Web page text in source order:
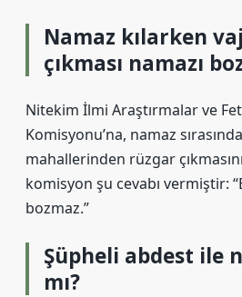
Namaz kılarken
çıkması namazı
Nitekim İlmi Araştırmalar ve
Komisyonu’na, namaz
mahallerinden rüzgar
komisyon şu cevabı vermiştir:
bozmaz.”
Şüpheli abdest ile
mı?